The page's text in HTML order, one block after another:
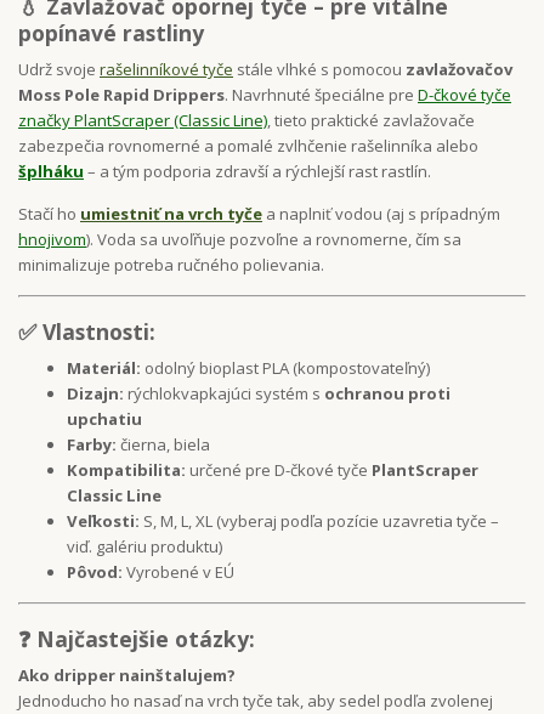
💧 Zavlažovač opornej tyče – pre vitálne
popínavé rastliny
Udrž svoje rašelinníkové tyče stále vlhké s pomocou zavlažovačov
Moss Pole Rapid Drippers. Navrhnuté špeciálne pre D-čkové tyče
značky PlantScraper (Classic Line), tieto praktické zavlažovače
zabezpečia rovnomerné a pomalé zvlhčenie rašelinníka alebo
šplháku – a tým podporia zdravší a rýchlejší rast rastlín.
Stačí ho umiestniť na vrch tyče a naplniť vodou (aj s prípadným
hnojivom). Voda sa uvoľňuje pozvoľne a rovnomerne, čím sa
minimalizuje potreba ručného polievania.
✅ Vlastnosti:
Materiál: odolný bioplast PLA (kompostovateľný)
Dizajn: rýchlokvapkajúci systém s ochranou proti
upchatiu
Farby: čierna, biela
Kompatibilita: určené pre D-čkové tyče PlantScraper
Classic Line
Veľkosti: S, M, L, XL (vyberaj podľa pozície uzavretia tyče –
viď. galériu produktu)
Pôvod: Vyrobené v EÚ
❓ Najčastejšie otázky:
Ako dripper nainštalujem?
Jednoducho ho nasaď na vrch tyče tak, aby sedel podľa zvolenej